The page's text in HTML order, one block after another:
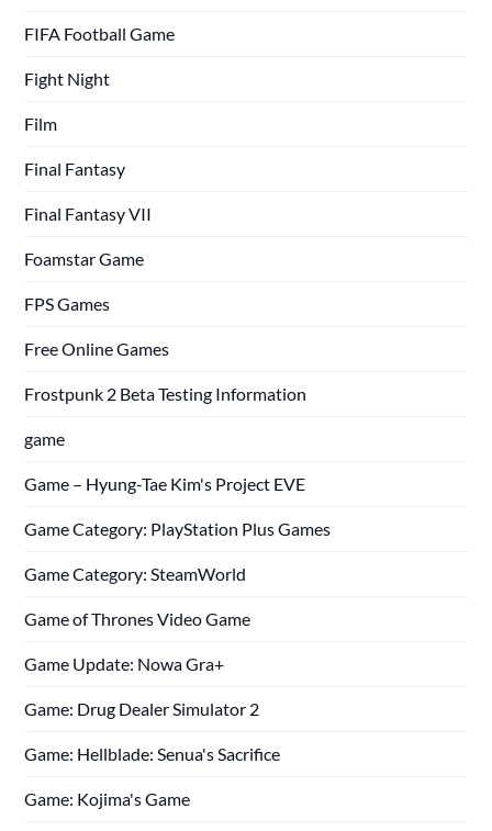
FIFA Football Game
Fight Night
Film
Final Fantasy
Final Fantasy VII
Foamstar Game
FPS Games
Free Online Games
Frostpunk 2 Beta Testing Information
game
Game – Hyung-Tae Kim's Project EVE
Game Category: PlayStation Plus Games
Game Category: SteamWorld
Game of Thrones Video Game
Game Update: Nowa Gra+
Game: Drug Dealer Simulator 2
Game: Hellblade: Senua's Sacrifice
Game: Kojima's Game